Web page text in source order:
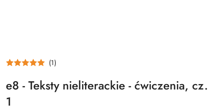
(1)
e8 - Teksty nieliterackie - ćwiczenia, cz.
1